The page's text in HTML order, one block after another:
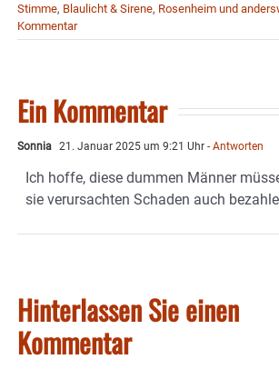
Stimme, Blaulicht & Sirene, Rosenheim und
Kommentar
Ein Kommentar
Sonnia 21. Januar 2025 um 9:21 Uhr - Antworten
Ich hoffe, diese dummen Männer
sie verursachten Schaden auch
Hinterlassen Sie einen
Kommentar